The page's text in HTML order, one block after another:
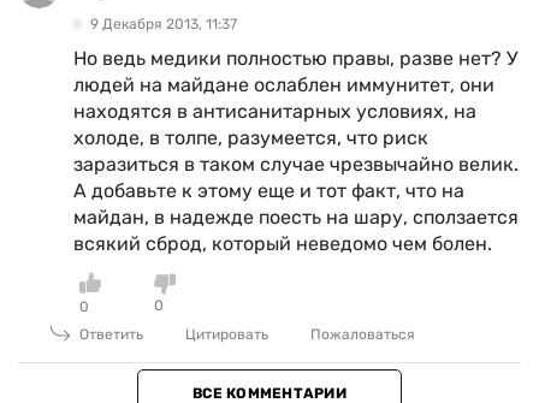
9 Декабря 2013, 11:37
Но ведь медики полностью правы, разве нет? У
людей на майдане ослаблен иммунитет, они
находятся в антисанитарных условиях, на
холоде, в толпе, разумеется, что риск
заразиться в таком случае чрезвычайно велик.
А добавьте к этому еще и тот факт, что на
майдан, в надежде поесть на шару, сползается
всякий сброд, который неведомо чем болен.
0
0
Ответить
Цитировать Пожаловаться
ВСЕ КОММЕНТАРИИ